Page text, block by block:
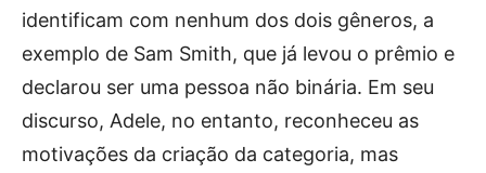
identificam com nenhum dos dois gêneros, a
exemplo de Sam Smith, que já levou o prêmio e
declarou ser uma pessoa não binária. Em seu
discurso, Adele, no entanto, reconheceu as
motivações da criação da categoria, mas